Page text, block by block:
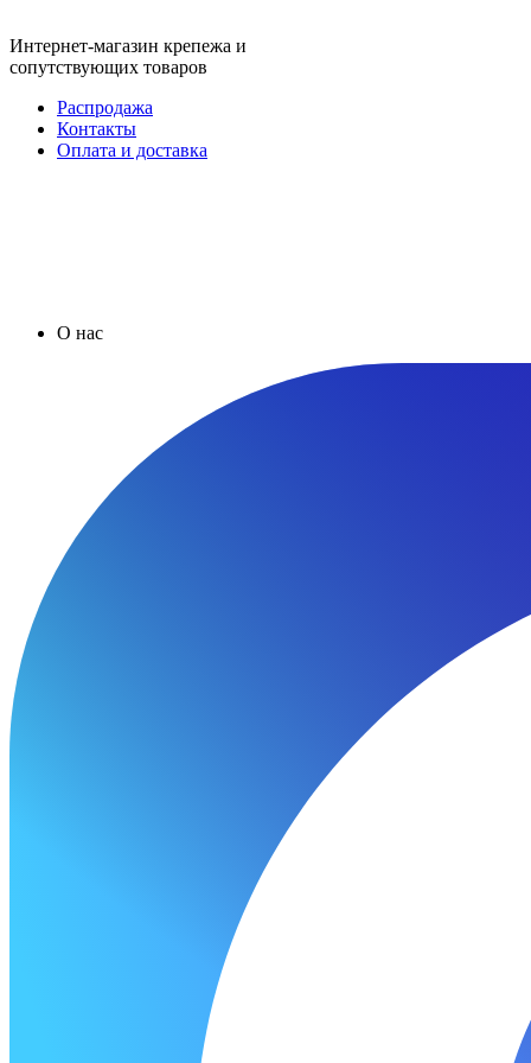
Интернет-магазин крепежа и
сопутствующих товаров
Распродажа
Контакты
Оплата и доставка
О нас